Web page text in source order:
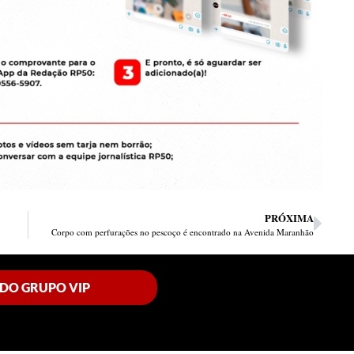
PRÓXIMA
Corpo com perfurações no pescoço é encontrado na Avenida Maranhão
GRUPO VIP